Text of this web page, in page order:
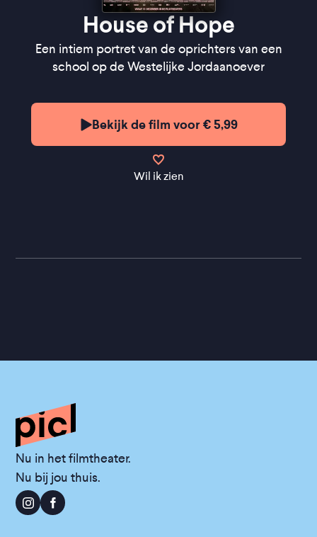
House of Hope
Een intiem portret van de oprichters van een
school op de Westelijke Jordaanoever
Bekijk de film voor € 5,99
Wil ik zien
Nu in het filmtheater.
Nu bij jou thuis.